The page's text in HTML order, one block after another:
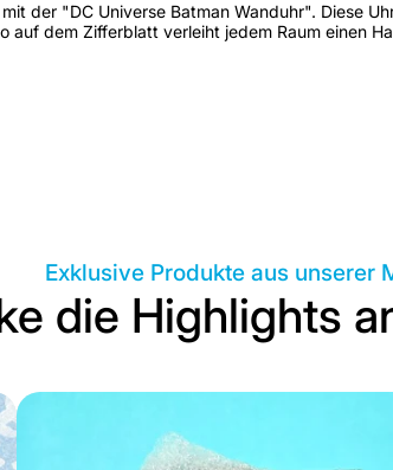
der "DC Universe Batman Wanduhr". Diese
dem Zifferblatt verleiht jedem Raum einen
Exklusive Produkte aus unserer
die Highlights